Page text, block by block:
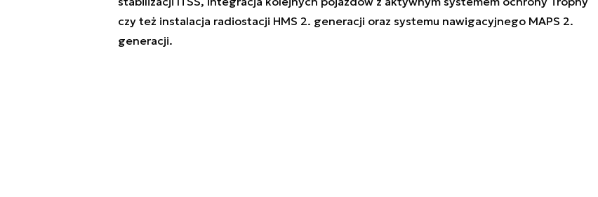
czy też instalacja radiostacji HMS 2. generacji oraz systemu nawigacyjnego MAPS 2.
generacji.